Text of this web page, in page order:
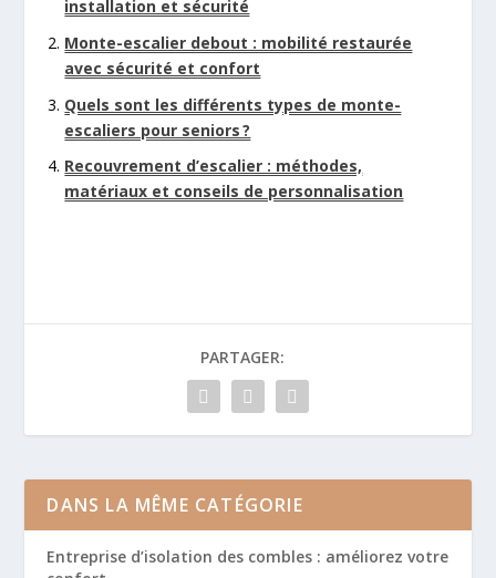
installation et sécurité
Monte-escalier debout : mobilité restaurée
avec sécurité et confort
Quels sont les différents types de monte-
escaliers pour seniors ?
Recouvrement d’escalier : méthodes,
matériaux et conseils de personnalisation
PARTAGER:
DANS LA MÊME CATÉGORIE
Entreprise d’isolation des combles : améliorez votre